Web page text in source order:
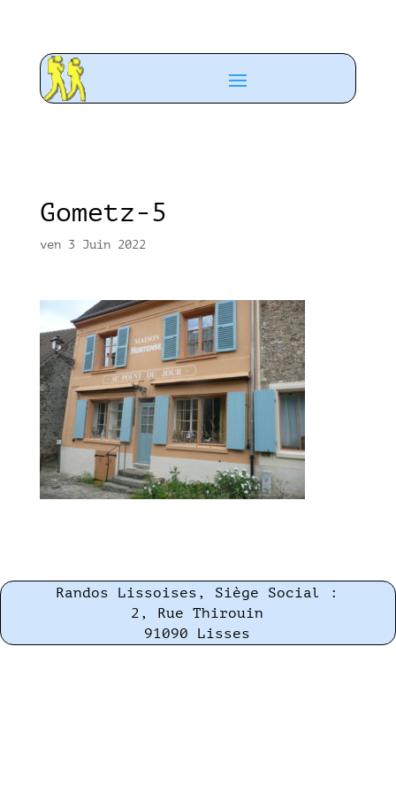
Gometz-5
ven 3 Juin 2022
Randos Lissoises, Siège Social :
2, Rue Thirouin
91090 Lisses